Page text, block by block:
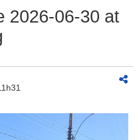
2026-06-30 at